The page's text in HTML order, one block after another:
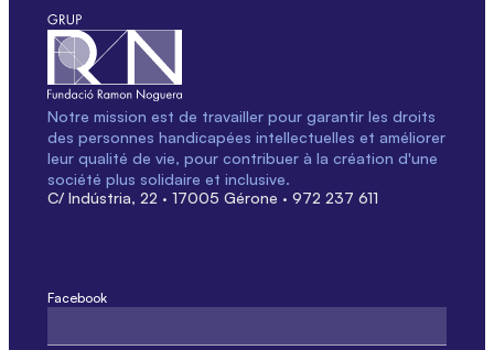
Notre mission est de travailler pour garantir les droits
des personnes handicapées intellectuelles et améliorer
leur qualité de vie, pour contribuer à la création d'une
société plus solidaire et inclusive.
C/ Indústria, 22 · 17005 Gérone · 972 237 611
Facebook